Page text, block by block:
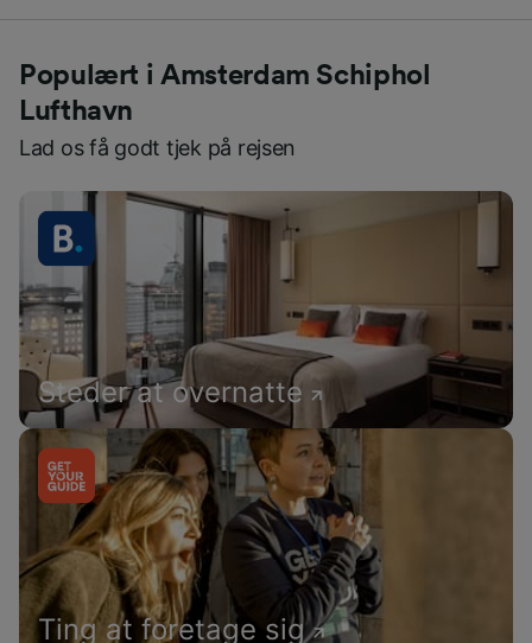
Populært i Amsterdam Schiphol
Lufthavn
Lad os få godt tjek på rejsen
Steder at overnatte
Ting at foretage sig